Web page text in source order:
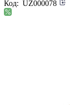
Код: UZ000078